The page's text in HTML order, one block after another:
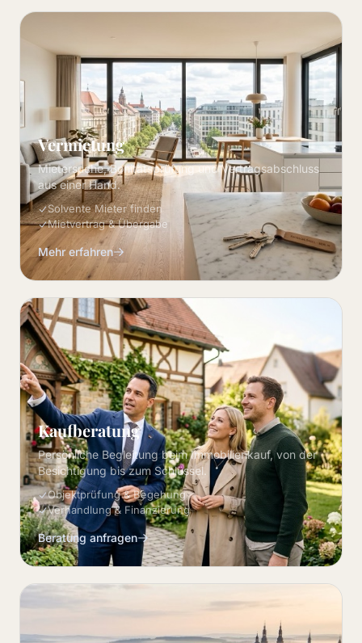
Vermietung
Mietersuche, Bonitätsprüfung und Vertragsabschluss
aus einer Hand.
Solvente Mieter finden
Mietvertrag & Übergabe
Mehr erfahren
Kaufberatung
Persönliche Begleitung beim Immobilienkauf, von der
Besichtigung bis zum Schlüssel.
Objektprüfung & Begehung
Verhandlung & Finanzierung
Beratung anfragen